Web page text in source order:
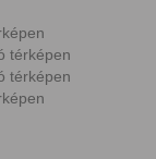
térképen
térképen